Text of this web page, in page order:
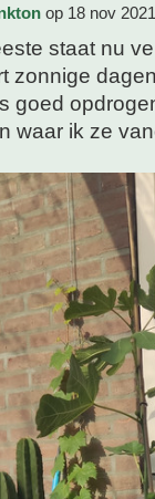
op 18 nov
staat nu
zonnige
goed
waar ik ze